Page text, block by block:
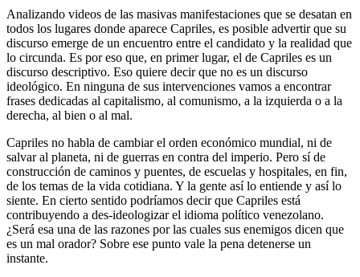
Analizando videos de las masivas manifestaciones que se desatan en
todos los lugares donde aparece Capriles, es posible advertir que su
discurso emerge de un encuentro entre el candidato y la realidad que
lo circunda. Es por eso que, en primer lugar, el de Capriles es un
discurso descriptivo. Eso quiere decir que no es un discurso
ideológico. En ninguna de sus intervenciones vamos a encontrar
frases dedicadas al capitalismo, al comunismo, a la izquierda o a la
derecha, al bien o al mal.
Capriles no habla de cambiar el orden económico mundial, ni de
salvar al planeta, ni de guerras en contra del imperio. Pero sí de
construcción de caminos y puentes, de escuelas y hospitales, en fin,
de los temas de la vida cotidiana. Y la gente así lo entiende y así lo
siente. En cierto sentido podríamos decir que Capriles está
contribuyendo a des-ideologizar el idioma político venezolano.
¿Será esa una de las razones por las cuales sus enemigos dicen que
es un mal orador? Sobre ese punto vale la pena detenerse un
instante.